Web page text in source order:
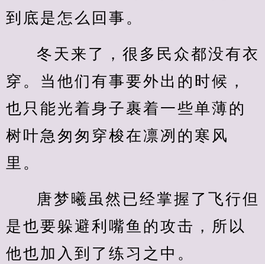
到底是怎么回事。
冬天来了，很多民众都没有衣
穿。当他们有事要外出的时候，
也只能光着身子裹着一些单薄的
树叶急匆匆穿梭在凛冽的寒风
里。
唐梦曦虽然已经掌握了飞行但
是也要躲避利嘴鱼的攻击，所以
他也加入到了练习之中。